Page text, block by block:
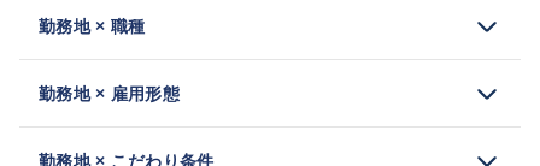
勤務地 × 職種
勤務地 × 雇用形態
勤務地 × こだわり条件